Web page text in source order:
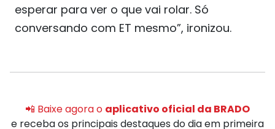
esperar para ver o que vai rolar. Só
conversando com ET mesmo”, ironizou.
📲 Baixe agora o aplicativo oficial da BRADO
e receba os principais destaques do dia em primeira